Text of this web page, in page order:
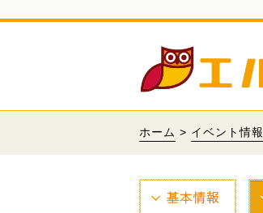
ホーム > イベント情